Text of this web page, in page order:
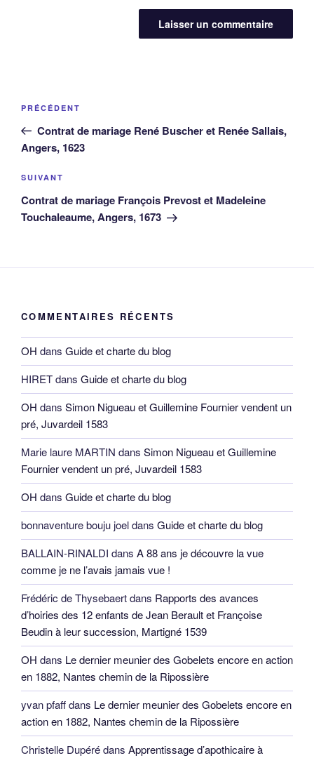
Navigation
l’article
Article
précédent
PRÉCÉDENT
Contrat de mariage René Buscher et Renée Sallais,
Angers, 1623
Article
suivant
SUIVANT
Contrat de mariage François Prevost et Madeleine
Touchaleaume, Angers, 1673
COMMENTAIRES RÉCENTS
OH dans Guide et charte du blog
HIRETdans Guide et charte du blog
OH dans Simon Nigueau et Guillemine Fournier vendent un
pré, Juvardeil 1583
Marie laure MARTIN dans Simon Nigueau et Guillemine
Fournier vendent un pré, Juvardeil 1583
OH dans Guide et charte du blog
bonnaventure bouju joeldans Guide et charte du blog
BALLAIN-RINALDI dans A 88 ans je découvre la vue
comme je ne l’avais jamais vue !
Frédéric de Thysebaertdans Rapports des avances
d’hoiries des 12 enfants de Jean Berault et Françoise
Beudin à leur succession, Martigné 1539
OH dans Le dernier meunier des Gobelets encore en action
en 1882, Nantes chemin de la Ripossière
yvan pfaffdans Le dernier meunier des Gobelets encore en
action en 1882, Nantes chemin de la Ripossière
Christelle Dupérédans Apprentissage d’apothicaire à